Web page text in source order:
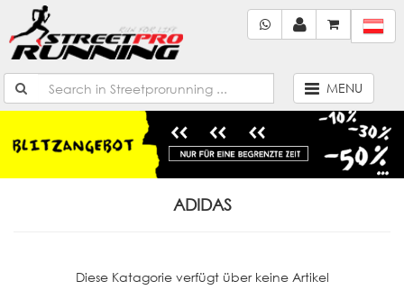
MENU
ADIDAS
Diese Katagorie verfügt über keine Artikel